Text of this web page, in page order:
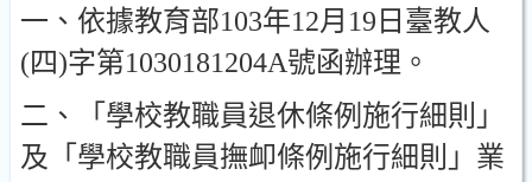
一、依據教育部103年12月19日臺教人
(四)字第1030181204A號函辦理。
二、「學校教職員退休條例施行細則」
及「學校教職員撫卹條例施行細則」業